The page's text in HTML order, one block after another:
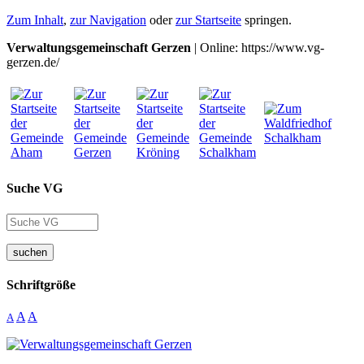
Zum Inhalt, zur Navigation oderzur Startseite springen.
Verwaltungsgemeinschaft Gerzen | Online: https://www.vg-
gerzen.de/
Suche VG
suchen
Schriftgröße
A A A